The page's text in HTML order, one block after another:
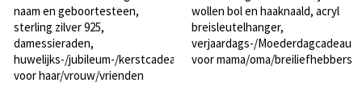
voor
familie/stelletje/dierenliefhebbers